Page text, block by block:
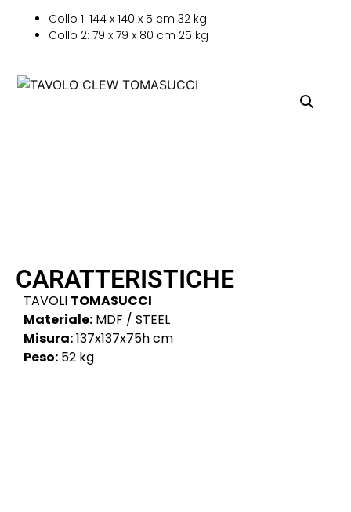
Collo 1: 144 x 140 x 5 cm 32 kg
Collo 2: 79 x 79 x 80 cm 25 kg
CARATTERISTICHE
TAVOLI TOMASUCCI
Materiale: MDF / STEEL
Misura:137x137x75h cm
Peso: 52 kg